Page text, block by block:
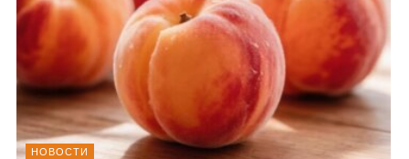
НОВОСТИ